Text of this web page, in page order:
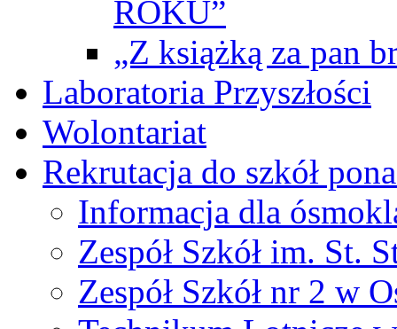
ROKU”
„Z książką za pan
Laboratoria Przyszłości
Wolontariat
Rekrutacja do szkół
Informacja dla
Zespół Szkół im. St.
Zespół Szkół nr 2 w